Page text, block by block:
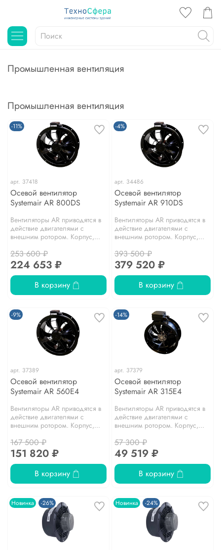
Промышленная вентиляция
Промышленная вентиляция
-11%
арт. 37418
Осевой вентилятор
Systemair AR 800DS
Вентиляторы AR приводятся в
действие двигателями с
внешним ротором. Корпус,...
253 600 ₽
224 653 ₽
В корзину
-4%
арт. 34486
Осевой вентилятор
Systemair AR 910DS
Вентиляторы AR приводятся в
действие двигателями с
внешним ротором. Корпус,...
393 500 ₽
379 520 ₽
В корзину
-9%
арт. 37389
Осевой вентилятор
Systemair AR 560E4
Вентиляторы AR приводятся в
действие двигателями с
внешним ротором. Корпус,...
167 500 ₽
151 820 ₽
В корзину
-14%
арт. 37379
Осевой вентилятор
Systemair AR 315E4
Вентиляторы AR приводятся в
действие двигателями с
внешним ротором. Корпус,...
57 300 ₽
49 519 ₽
В корзину
Новинка -26% Новинка -24%